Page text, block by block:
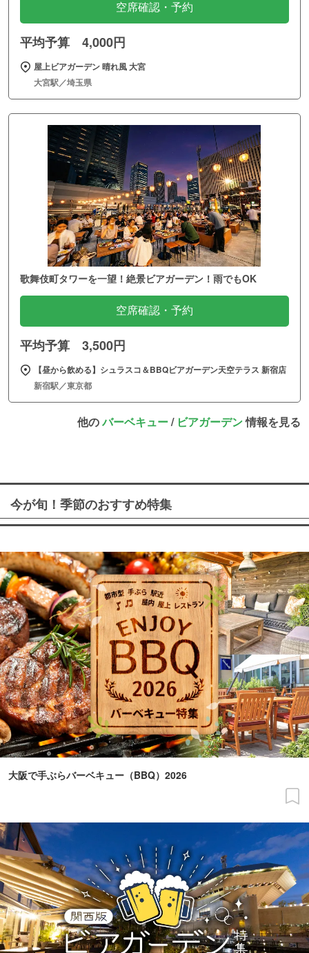
空席確認・予約
平均予算 4,000円
屋上ビアガーデン 晴れ風 大宮
大宮駅／埼玉県
歌舞伎町タワーを一望！絶景ビアガーデン！雨でもOK
空席確認・予約
平均予算 3,500円
【昼から飲める】シュラスコ＆BBQビアガーデン天空テラス 新宿店
新宿駅／東京都
他のバーベキュー/ ビアガーデン情報を見る
今が旬！季節のおすすめ特集
大阪で手ぶらバーベキュー（BBQ）2026